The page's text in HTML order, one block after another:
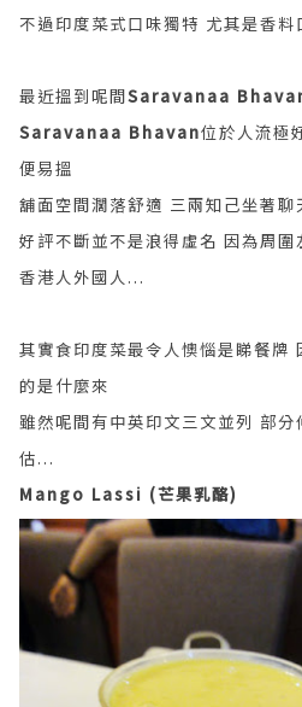
不過印度菜式口味獨特 尤其是香料
最近搵到呢間Saravanaa
Saravanaa Bhavan位於人流極
便易搵
舖面空間濶落舒適 三兩知己坐著聊
好評不斷並不是浪得虛名 因為周
香港人外國人...
其實食印度菜最令人懊惱是睇餐牌
的是什麼來
雖然呢間有中英印文三文並列 部
估...
Mango Lassi (芒果乳酪)